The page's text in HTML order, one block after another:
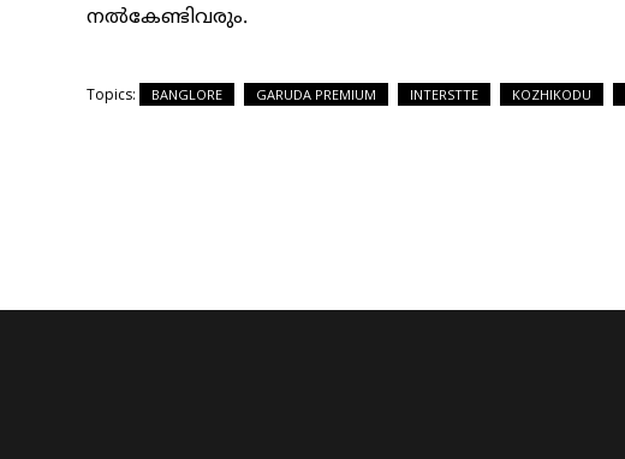
നല്‍കേണ്ടിവരും.
Topics: BANGLORE GARUDA PREMIUM INTERSTTE KOZHIKODU